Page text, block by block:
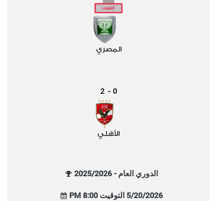
المصري
0
-
2
الأهلي
الدوري العام - 2025/2026
5/20/2026 التوقيت 8:00 PM